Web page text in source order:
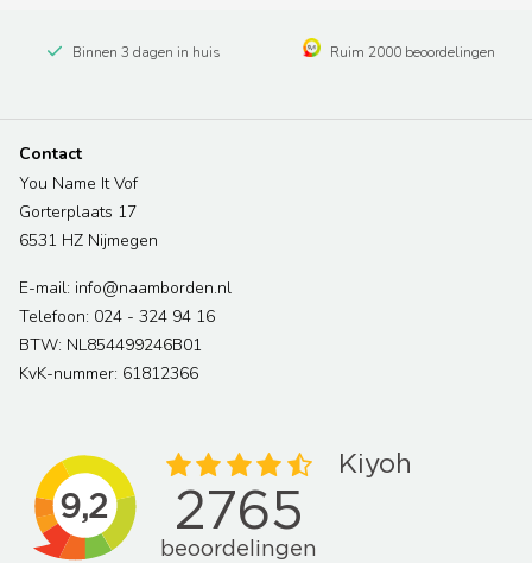
Binnen 3 dagen in huis Ruim 2000 beoordelingen
Contact
You Name It Vof
Gorterplaats 17
6531 HZ Nijmegen
E-mail: info@naamborden.nl
Telefoon: 024 - 324 94 16
BTW: NL854499246B01
KvK-nummer: 61812366